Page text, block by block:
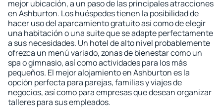
mejor ubicación, a un paso de las principales atracciones
en Ashburton. Los huéspedes tienen la posibilidad de
hacer uso del aparcamiento gratuito así como de elegir
una habitación o una suite que se adapte perfectamente
a sus necesidades. Un hotel de alto nivel probablemente
ofrezca un menú variado, zonas de bienestar como un
spa o gimnasio, así como actividades para los más
pequeños. El mejor alojamiento en Ashburton es la
opción perfecta para parejas, familias y viajes de
negocios, así como para empresas que desean organizar
talleres para sus empleados.